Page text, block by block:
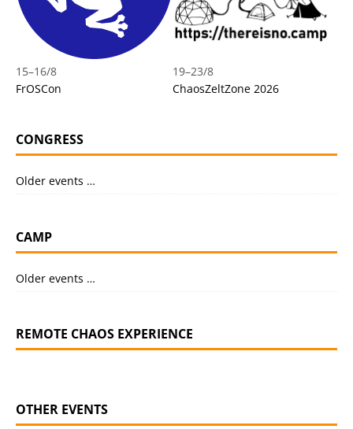
15–16/8
FrOSCon
19–23/8
ChaosZeltZone 2026
CONGRESS
Older events …
CAMP
Older events …
REMOTE CHAOS EXPERIENCE
OTHER EVENTS